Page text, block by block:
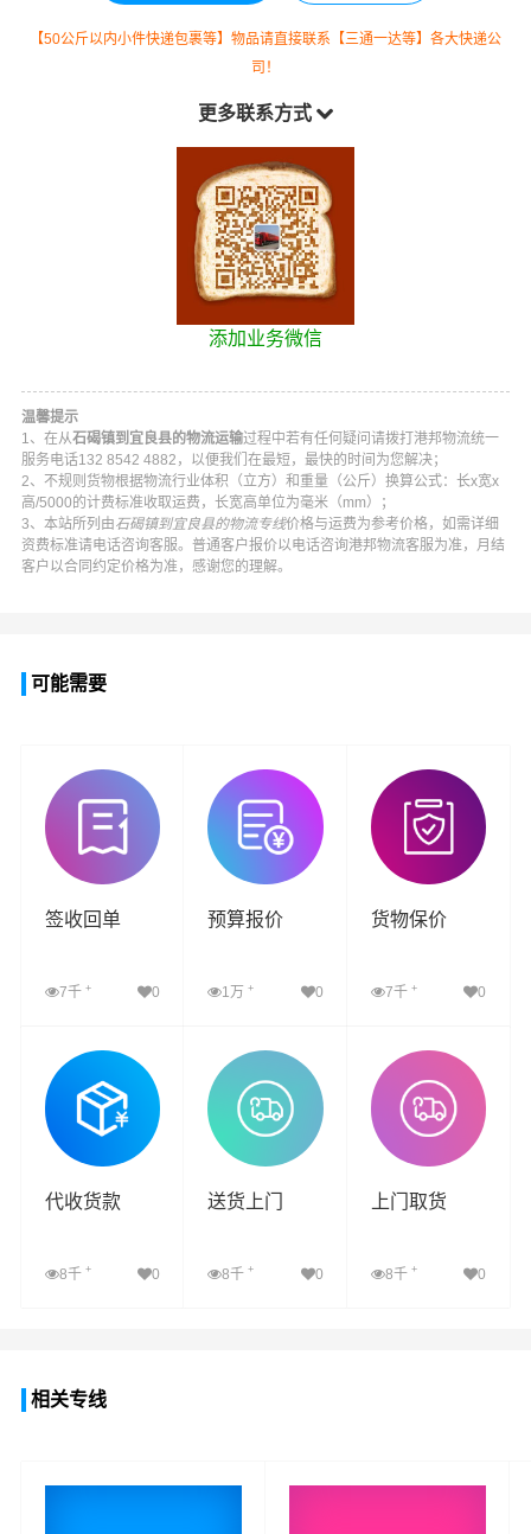
【50公斤以内小件快递包裹等】物品请直接联系【三通一达等】各大快递公
司！
更多联系方式
添加业务微信
温馨提示
1、在从石碣镇到宜良县的物流运输过程中若有任何疑问请拨打 港邦物流统一
服务电话132 8542 4882 ，以便我们在最短，最快的时间为您解决；
2、不规则货物根据物流行业体积（立方）和重量（公斤）换算公式：长x宽x
高/5000的计费标准收取运费，长宽高单位为毫米（mm）；
3、本站所列由石碣镇到宜良县的物流专线价格与运费为参考价格，如需详细
资费标准请电话咨询客服。普通客户报价以电话咨询港邦物流客服为准，月结
客户以合同约定价格为准，感谢您的理解。
可能需要
签收回单
7千 + 0
查看详细
预算报价
1万+ 0
查看详细
货物保价
7千 + 0
查看详细
代收货款
8千 + 0
送货上门
8千+ 0
上门取货
8千 + 0
相关专线